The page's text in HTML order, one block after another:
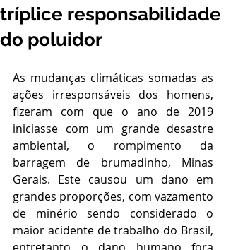
tríplice responsabilidade
do poluidor
As mudanças climáticas somadas as
ações irresponsáveis dos homens,
fizeram com que o ano de 2019
iniciasse com um grande desastre
ambiental, o rompimento da
barragem de brumadinho, Minas
Gerais. Este causou um dano em
grandes proporções, com vazamento
de minério sendo considerado o
maior acidente de trabalho do Brasil,